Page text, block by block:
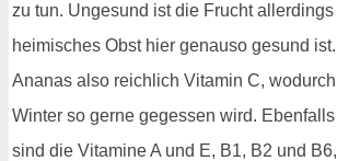
zu tun. Ungesund ist die Frucht
heimisches Obst hier genauso gesund
Ananas also reichlich Vitamin C,
Winter so gerne gegessen wird.
sind die Vitamine A und E, B1, B2 und